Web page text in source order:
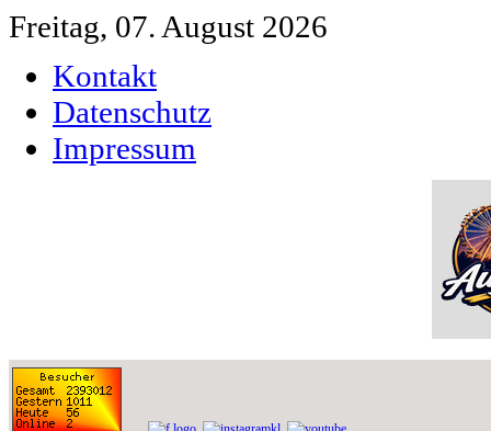
Freitag, 07. August 2026
Kontakt
Datenschutz
Impressum